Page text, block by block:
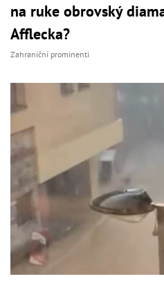
na ruke obrovský
Afflecka?
Zahraniční prominenti